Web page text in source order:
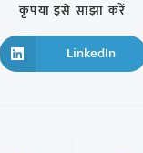
कृपया इसे साझा करें
LinkedIn